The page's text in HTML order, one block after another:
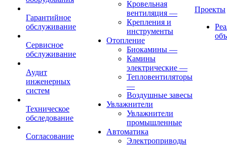
Гарантийное
обслуживание
Сервисное
обслуживание
Аудит
инженерных
систем
Техническое
обследование
Согласование
Кровельная
вентиляция —
Крепления и
инструменты
Отопление
Биокамины —
Камины
электрические —
Тепловентиляторы
—
Воздушные завесы
Увлажнители
Увлажнители
промышленные
Автоматика
Электроприводы
Проекты